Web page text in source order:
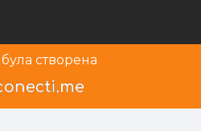
створена